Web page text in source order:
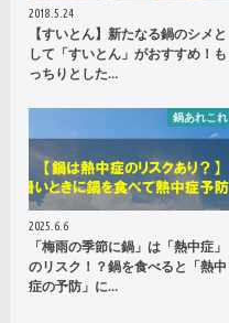
2018.5.24
【すいとん】新たなる鍋のシメと
して「すいとん」がおすすめ！も
っちりとした…
鍋あれこれ
2025.6.6
「梅雨の季節に鍋」は「熱中症」
のリスク！？鍋を食べると「熱中
症の予防」に…